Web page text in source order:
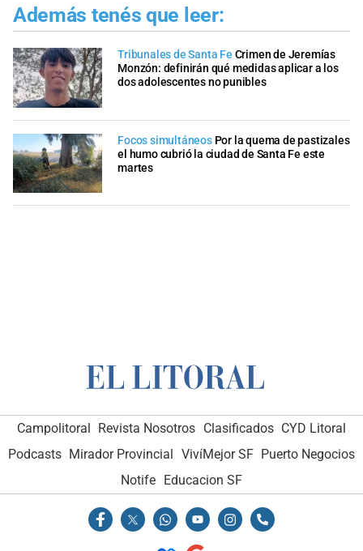
Además tenés que leer:
Tribunales de Santa Fe Crimen de Jeremías
Monzón: definirán qué medidas aplicar a los
dos adolescentes no punibles
Focos simultáneos Por la quema de pastizales
el humo cubrió la ciudad de Santa Fe este
martes
Campolitoral Revista Nosotros Clasificados CYD Litoral
Podcasts Mirador Provincial VivíMejor SF Puerto Negocios
Notife Educacion SF